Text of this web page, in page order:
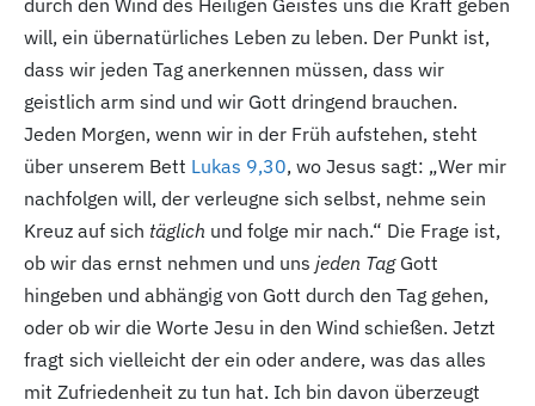
durch den Wind des Heiligen Geistes uns die Kraft geben
will, ein übernatürliches Leben zu leben. Der Punkt ist,
dass wir jeden Tag anerkennen müssen, dass wir
geistlich arm sind und wir Gott dringend brauchen.
Jeden Morgen, wenn wir in der Früh aufstehen, steht
über unserem Bett Lukas 9,30, wo Jesus sagt: „Wer mir
nachfolgen will, der verleugne sich selbst, nehme sein
Kreuz auf sich täglich und folge mir nach.“ Die Frage ist,
ob wir das ernst nehmen und uns jeden TagGott
hingeben und abhängig von Gott durch den Tag gehen,
oder ob wir die Worte Jesu in den Wind schießen. Jetzt
fragt sich vielleicht der ein oder andere, was das alles
mit Zufriedenheit zu tun hat. Ich bin davon überzeugt